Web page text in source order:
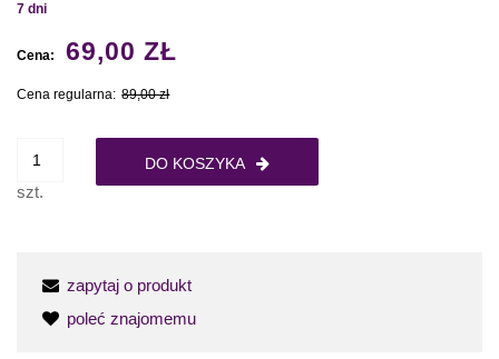
7 dni
Cena: 69,00 ZŁ
Cena regularna: 89,00 zł
szt.
DO KOSZYKA
zapytaj o produkt
poleć znajomemu